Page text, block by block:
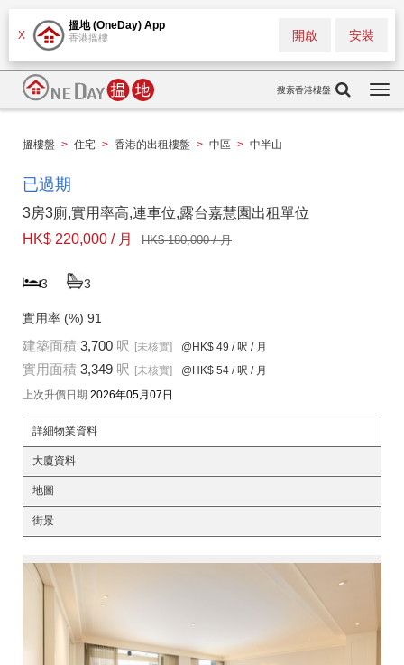
X
搵地 (OneDay) App
香港搵樓 安裝
開啟
搜索香港樓盤
搵樓盤 > 住宅 > 香港的出租樓盤 > 中區 > 中半山
已過期
3房3廁,實用率高,連車位,露台嘉慧園出租單位
HK$ 220,000 / 月
HK$ 180,000 / 月
3 3
實用率 (%) 91
建築面積 3,700 呎 [未核實] @HK$ 49 / 呎 / 月
實用面積 3,349 呎 [未核實] @HK$ 54 / 呎 / 月
上次升價日期 2026年05月07日
詳細物業資料
大廈資料
地圖
街景